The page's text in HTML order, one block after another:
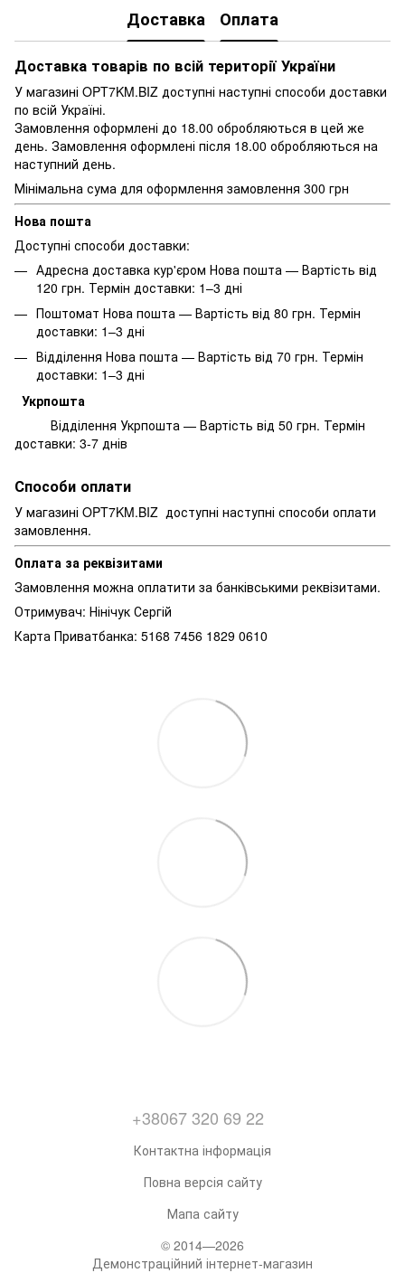
Доставка Оплата
Доставка товарів по всій території України
У магазині OPT7KM.BIZ доступні наступні способи доставки
по всій Україні.
Замовлення оформлені до 18.00 обробляються в цей же
день. Замовлення оформлені після 18.00 обробляються на
наступний день.
Мінімальна сума для оформлення замовлення 300 грн
Нова пошта
Доступні способи доставки:
Адресна доставка кур'єром Нова пошта — Вартість від
120 грн. Термін доставки: 1–3 дні
Поштомат Нова пошта — Вартість від 80 грн. Термін
доставки: 1–3 дні
Відділення Нова пошта — Вартість від 70 грн. Термін
доставки: 1–3 дні
Укрпошта
Відділення Укрпошта — Вартість від 50 грн. Термін
доставки: 3-7 днів
Способи оплати
У магазині OPT7KM.BIZ доступні наступні способи оплати
замовлення.
Оплата за реквізитами
Замовлення можна оплатити за банківськими реквізитами.
Отримувач: Нінічук Сергій
Карта Приватбанка: 5168 7456 1829 0610
+38067 320 69 22
Контактна інформація
Повна версія сайту
Мапа сайту
© 2014—2026
Демонстраційний інтернет-магазин